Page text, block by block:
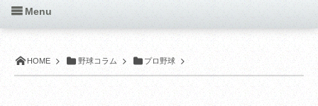
HOME 野球コラム プロ野球
Menu